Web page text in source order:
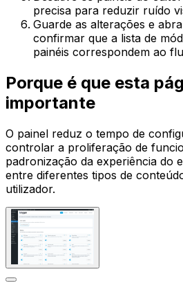
precisa para reduzir ruído
Guarde as alterações e
confirmar que a lista de
painéis correspondem ao
Porque é que esta
importante
O painel reduz o tempo de
controlar a proliferação de
padronização da experiência do
entre diferentes tipos de
utilizador.